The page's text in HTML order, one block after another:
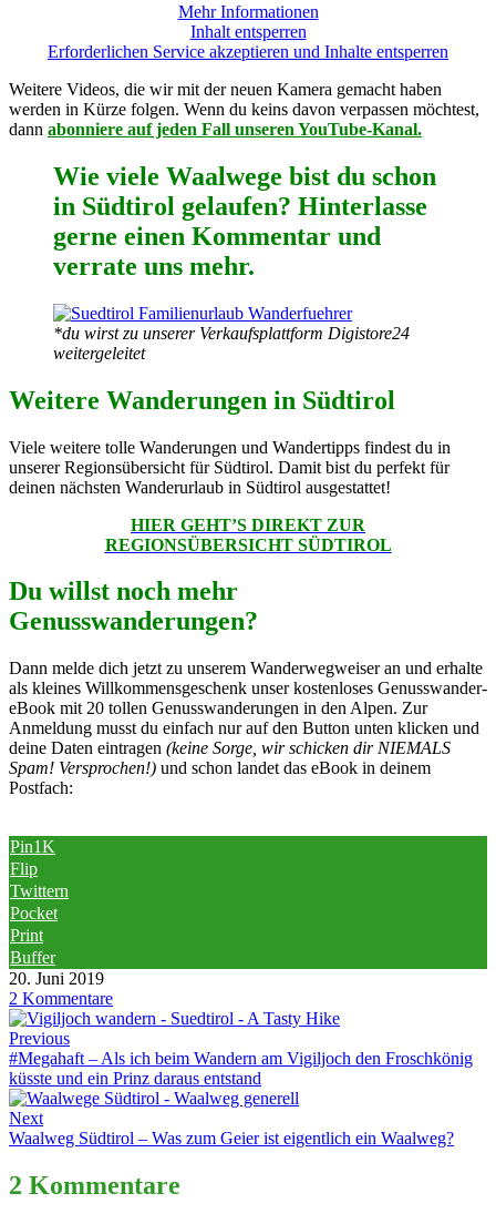
Mehr Informationen
Inhalt entsperren
Erforderlichen Service akzeptieren und Inhalte entsperren
Weitere Videos, die wir mit der neuen Kamera gemacht haben
werden in Kürze folgen. Wenn du keins davon verpassen möchtest,
dann abonniere auf jeden Fall unseren YouTube-Kanal.
Wie viele Waalwege bist du schon
in Südtirol gelaufen? Hinterlasse
gerne einen Kommentar und
verrate uns mehr.
*du wirst zu unserer Verkaufsplattform Digistore24
weitergeleitet
Weitere Wanderungen in Südtirol
Viele weitere tolle Wanderungen und Wandertipps findest du in
unserer Regionsübersicht für Südtirol. Damit bist du perfekt für
deinen nächsten Wanderurlaub in Südtirol ausgestattet!
HIER GEHT’S DIREKT ZUR
REGIONSÜBERSICHT SÜDTIROL
Du willst noch mehr
Genusswanderungen?
Dann melde dich jetzt zu unserem Wanderwegweiser an und erhalte
als kleines Willkommensgeschenk unser kostenloses Genusswander-
eBook mit 20 tollen Genusswanderungen in den Alpen. Zur
Anmeldung musst du einfach nur auf den Button unten klicken und
deine Daten eintragen (keine Sorge, wir schicken dir NIEMALS
Spam! Versprochen!) und schon landet das eBook in deinem
Postfach:
Pin1K
Flip
Twittern
Pocket
Print
Buffer
20. Juni 2019
2 Kommentare
Previous
#Megahaft – Als ich beim Wandern am Vigiljoch den Froschkönig
küsste und ein Prinz daraus entstand
Next
Waalweg Südtirol – Was zum Geier ist eigentlich ein Waalweg?
2 Kommentare